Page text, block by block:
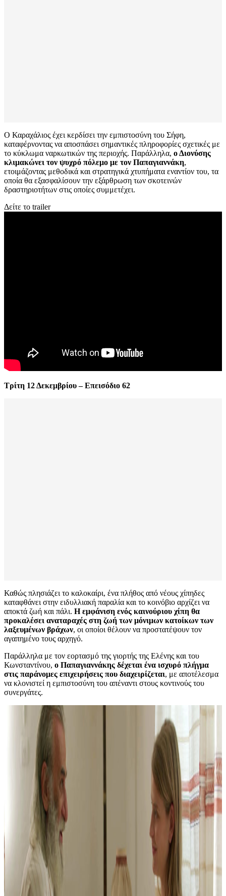
Ο Καραχάλιος έχει κερδίσει την εμπιστοσύνη του Σήφη,
καταφέρνοντας να αποσπάσει σημαντικές πληροφορίες σχετικές με
το κύκλωμα ναρκωτικών της περιοχής. Παράλληλα, ο Διονύσης
κλιμακώνει τον ψυχρό πόλεμο με τον Παπαγιαννάκη,
ετοιμάζοντας μεθοδικά και στρατηγικά χτυπήματα εναντίον του, τα
οποία θα εξασφαλίσουν την εξάρθρωση των σκοτεινών
δραστηριοτήτων στις οποίες συμμετέχει.
Δείτε το trailer
Τρίτη 12 Δεκεμβρίου – Επεισόδιο 62
Καθώς πλησιάζει το καλοκαίρι, ένα πλήθος από νέους χίπηδες
καταφθάνει στην ειδυλλιακή παραλία και το κοινόβιο αρχίζει να
αποκτά ζωή και πάλι. Η εμφάνιση ενός καινούριου χίπη θα
προκαλέσει αναταραχές στη ζωή των μόνιμων κατοίκων των
λαξευμένων βράχων, οι οποίοι θέλουν να προστατέψουν τον
αγαπημένο τους αρχηγό.
Παράλληλα με τον εορτασμό της γιορτής της Ελένης και του
Κωνσταντίνου, ο Παπαγιαννάκης δέχεται ένα ισχυρό πλήγμα
στις παράνομες επιχειρήσεις που διαχειρίζεται, με αποτέλεσμα
να κλονιστεί η εμπιστοσύνη του απέναντι στους κοντινούς του
συνεργάτες.